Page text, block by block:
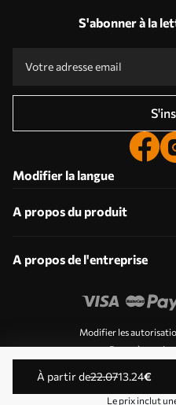
à partir de22.0713.24€
Le prix inclut
S'abonner à la
Modifier la langue
A propos du produit
A propos de l'entreprise
Modifier les
Paramètres de
© 2011-2026 Uwalls .